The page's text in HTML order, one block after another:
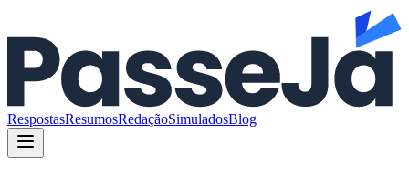
RespostasResumosRedaçãoSimuladosBlog